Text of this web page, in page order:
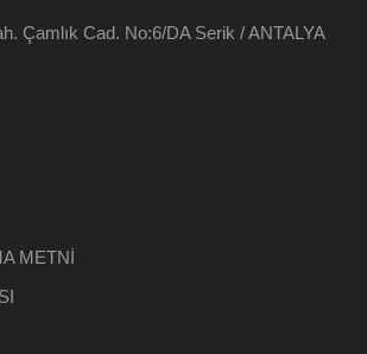
Çamlık Cad. No:6/DA Serik / ANTALYA
METNİ